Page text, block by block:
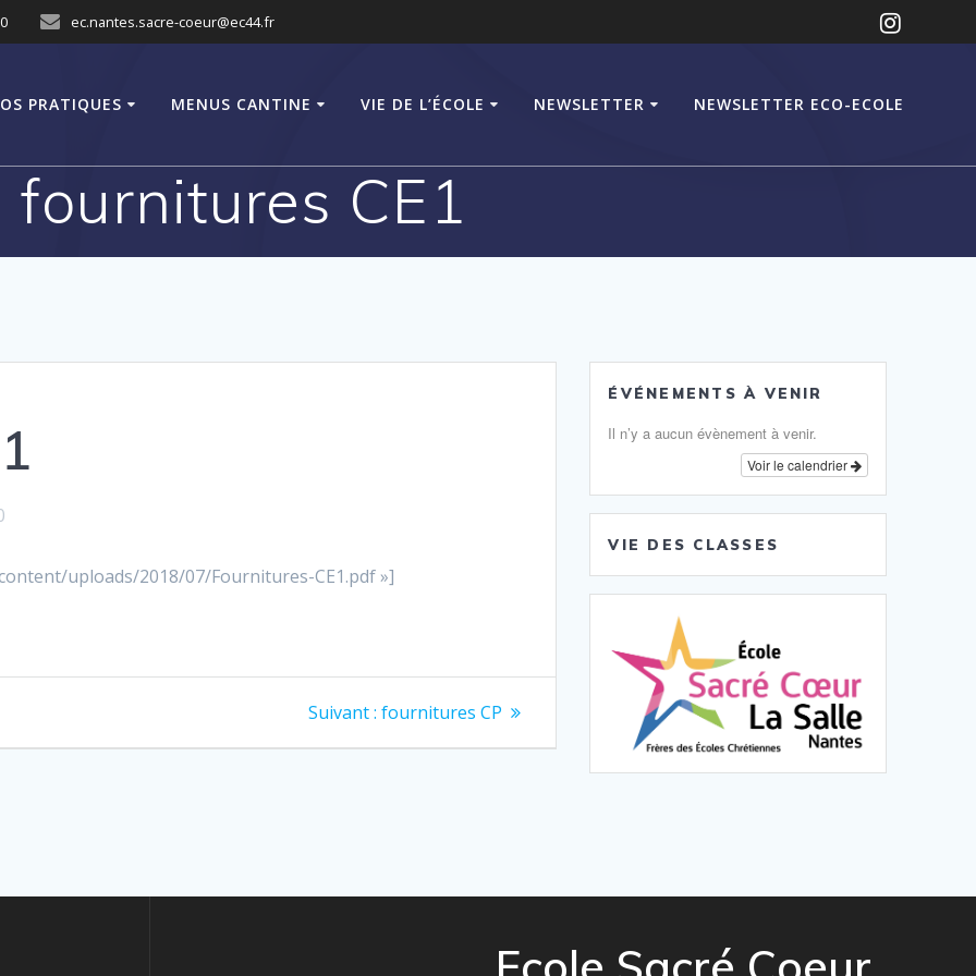
ec.nantes.sacre-coeur@ec44.fr
PRATIQUES MENUS CANTINE VIE DE L’ÉCOLE NEWSLETTER NEWSLETTER ECO-ECOLE
fournitures CE1
uploads/2018/07/Fournitures-CE1.pdf »]
Suivant : Article
fournitures CP
ÉVÉNEMENTS À VENIR
Il n’y a aucun évènement à venir.
Voir le calendrier
VIE DES CLASSES